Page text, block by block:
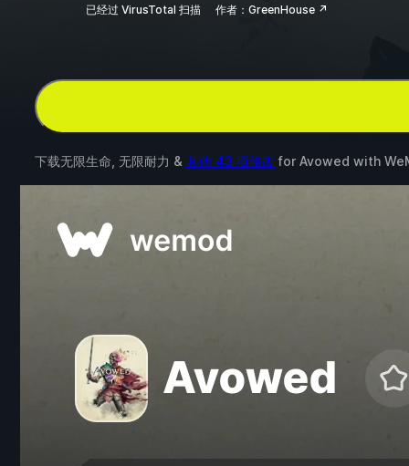
已经过 VirusTotal 扫描 作者：GreenHouse ↗
下载无限生命, 无限耐力 & 其他 43 项修改 for Avowed with